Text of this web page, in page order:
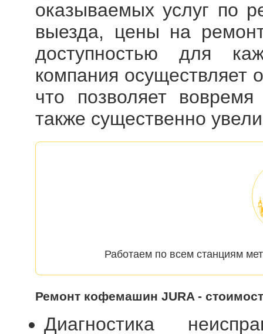
оказываемых услуг по
выезда, цены на
доступностью для
компания
что позволяет
также существенно
Работаем по всем станциям
Ремонт кофемашин JURA -
Диагностика